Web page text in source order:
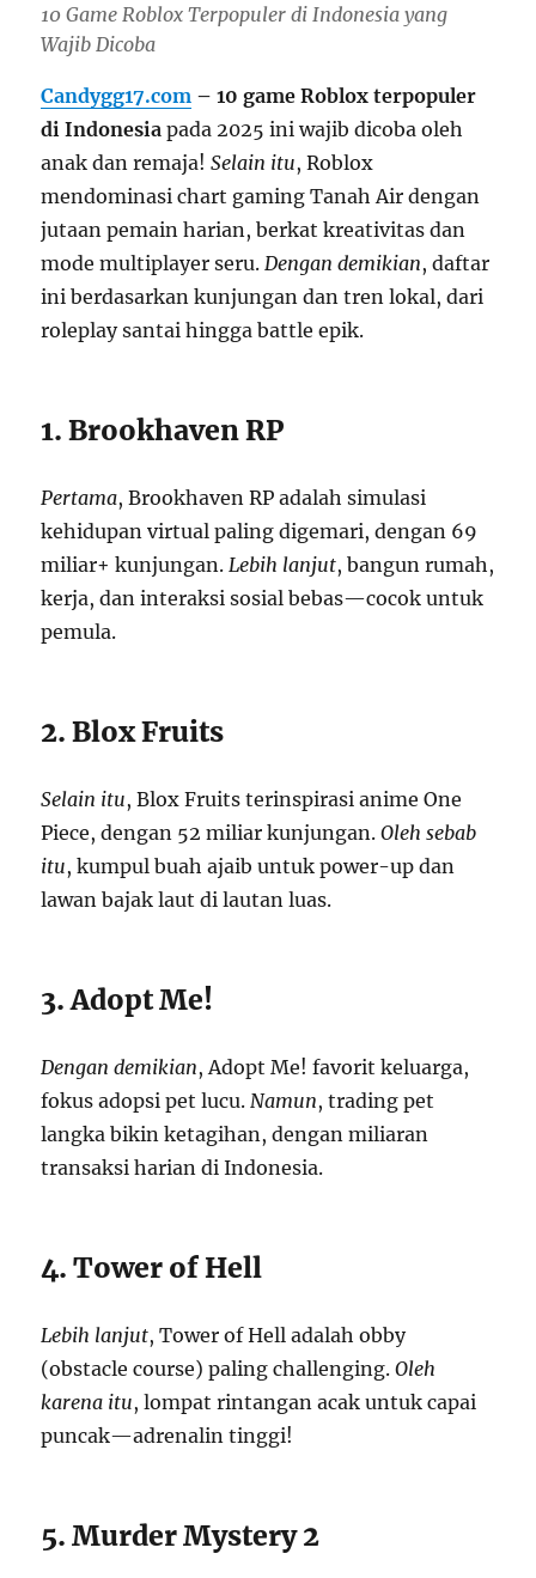
10 Game Roblox Terpopuler di Indonesia yang
Wajib Dicoba
Candygg17.com – 10 game Roblox terpopuler
di Indonesia pada 2025 ini wajib dicoba oleh
anak dan remaja!Selain itu, Roblox
mendominasi chart gaming Tanah Air dengan
jutaan pemain harian, berkat kreativitas dan
mode multiplayer seru. Dengan demikian, daftar
ini berdasarkan kunjungan dan tren lokal, dari
roleplay santai hingga battle epik.
1. Brookhaven RP
Pertama, Brookhaven RP adalah simulasi
kehidupan virtual paling digemari, dengan 69
miliar+ kunjungan. Lebih lanjut, bangun rumah,
kerja, dan interaksi sosial bebas—cocok untuk
pemula.
2. Blox Fruits
Selain itu, Blox Fruits terinspirasi anime One
Piece, dengan 52 miliar kunjungan.Oleh sebab
itu, kumpul buah ajaib untuk power-up dan
lawan bajak laut di lautan luas.
3. Adopt Me!
Dengan demikian, Adopt Me! favorit keluarga,
fokus adopsi pet lucu. Namun, trading pet
langka bikin ketagihan, dengan miliaran
transaksi harian di Indonesia.
4. Tower of Hell
Lebih lanjut, Tower of Hell adalah obby
(obstacle course) paling challenging.Oleh
karena itu, lompat rintangan acak untuk capai
puncak—adrenalin tinggi!
5. Murder Mystery 2